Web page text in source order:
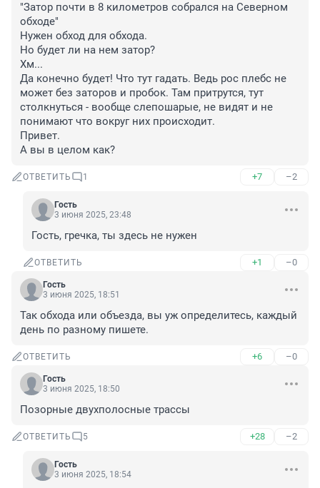
"Затор почти в 8 километров собрался на Северном
обходе"
Нужен обход для обхода.
Но будет ли на нем затор?
Хм...
Да конечно будет! Что тут гадать. Ведь рос плебс не
может без заторов и пробок. Там притрутся, тут
столкнуться - вообще слепошарые, не видят и не
понимают что вокруг них происходит.
Привет.
А вы в целом как?
ОТВЕТИТЬ 1 +7 –2
Гость
3 июня 2025, 23:48
Гость, гречка, ты здесь не нужен
ОТВЕТИТЬ +1 –0
Гость
3 июня 2025, 18:51
Так обхода или объезда, вы уж определитесь, каждый
день по разному пишете.
ОТВЕТИТЬ +6 –0
Гость
3 июня 2025, 18:50
Позорные двухполосные трассы
ОТВЕТИТЬ 5 +28 –2
Гость
3 июня 2025, 18:54